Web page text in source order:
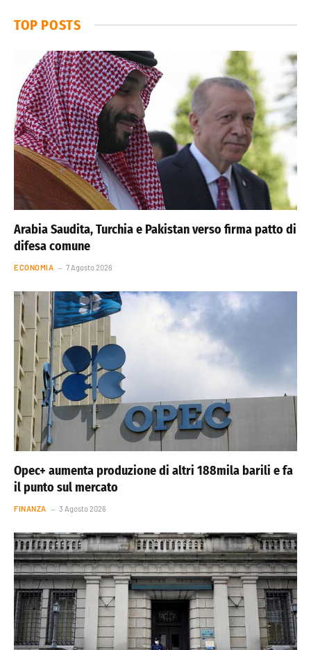
TOP POSTS
Arabia Saudita, Turchia e Pakistan verso firma patto di
difesa comune
ECONOMIA 7 Agosto 2026
Opec+ aumenta produzione di altri 188mila barili e fa
il punto sul mercato
FINANZA 3 Agosto 2026